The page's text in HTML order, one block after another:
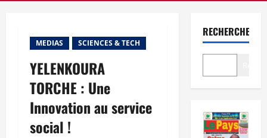
MEDIAS SCIENCES & TECH
YELENKOURA
TORCHE : Une
Innovation au service
social !
RECHERCHER